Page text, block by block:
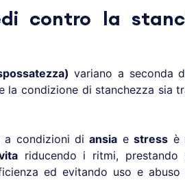
contro la
variano a seconda
la condizione di stanchezza sia
a condizioni diansia estress è
riducendo i ritmi, prestando
ed evitando uso e